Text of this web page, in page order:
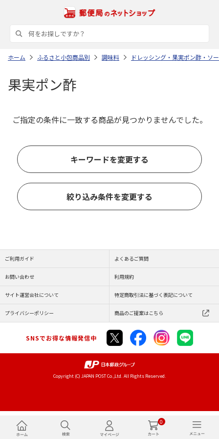
0
ホーム ふるさと小包商品別 調味料 ドレッシング・果実ポン酢・ソ
果実ポン酢
ご指定の条件に一致する商品が見つかりませんでした。
キーワードを変更する
絞り込み条件を変更する
ご利用ガイド よくあるご質問
お問い合わせ 利用規約
サイト運営会社について 特定商取引法に基づく表記について
プライバシーポリシー 商品のご提案はこちら
SNSでお得な情報発信中
Copyright (C) JAPAN POST Co.,Ltd. All Rights Reserved.